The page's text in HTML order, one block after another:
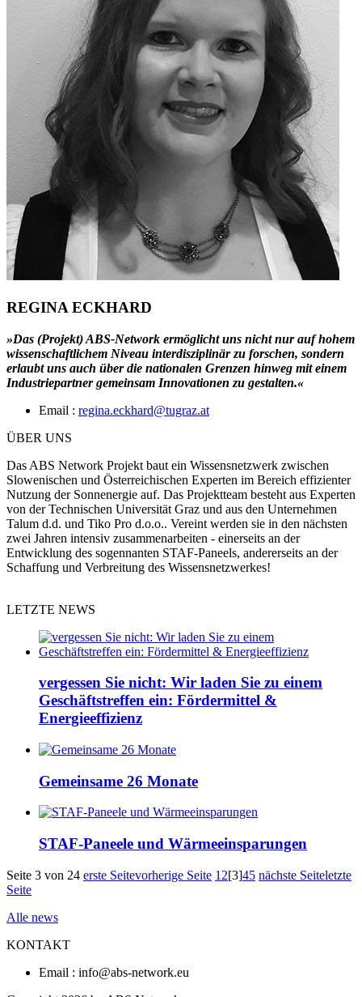
REGINA ECKHARD
»Das (Projekt) ABS-Network ermöglicht uns nicht nur auf hohem
wissenschaftlichem Niveau interdisziplinär zu forschen, sondern
erlaubt uns auch über die nationalen Grenzen hinweg mit einem
Industriepartner gemeinsam Innovationen zu gestalten.«
Email : regina.eckhard@tugraz.at
ÜBER UNS
Das ABS Network Projekt baut ein Wissensnetzwerk zwischen
Slowenischen und Österreichischen Experten im Bereich effizienter
Nutzung der Sonnenergie auf. Das Projektteam besteht aus Experten
von der Technischen Universität Graz und aus den Unternehmen
Talum d.d. und Tiko Pro d.o.o.. Vereint werden sie in den nächsten
zwei Jahren intensiv zusammenarbeiten - einerseits an der
Entwicklung des sogennanten STAF-Paneels, andererseits an der
Schaffung und Verbreitung des Wissensnetzwerkes!
LETZTE NEWS
vergessen Sie nicht: Wir laden Sie zu einem
Geschäftstreffen ein: Fördermittel &
Energieeffizienz
Gemeinsame 26 Monate
STAF-Paneele und Wärmeeinsparungen
Seite 3 von 24 erste Seitevorherige Seite 1 2[3]45 nächste Seiteletzte
Seite
Alle news
KONTAKT
Email : info@abs-network.eu